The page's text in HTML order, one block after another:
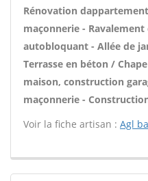
Rénovation
maçonnerie - Ravalement
autobloquant - Allée de
Terrasse en béton /
maison, construction
maçonnerie -
Voir la fiche artisan : Agl